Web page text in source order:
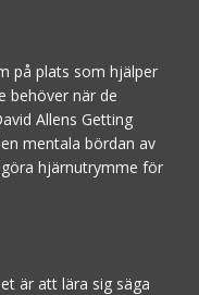
på plats som hjälper
behöver när de
Allens Getting
mentala bördan av
hjärnutrymme för
är att lära sig säga